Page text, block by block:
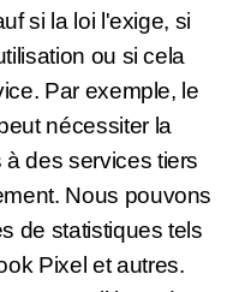
si la loi l'exige, si
ou si cela
Par exemple, le
nécessiter la
des services tiers
Nous pouvons
de statistiques tels
Pixel et autres.